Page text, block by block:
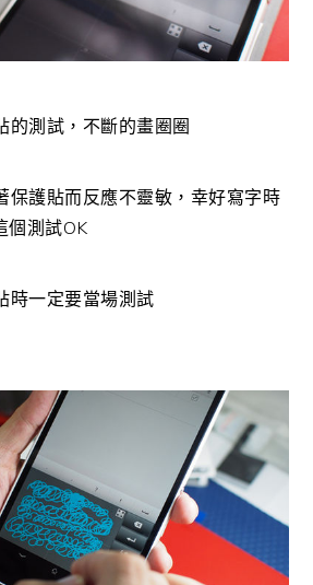
的測試，不斷的畫圈圈
保護貼而反應不靈敏，幸好寫字時
個測試OK
時一定要當場測試